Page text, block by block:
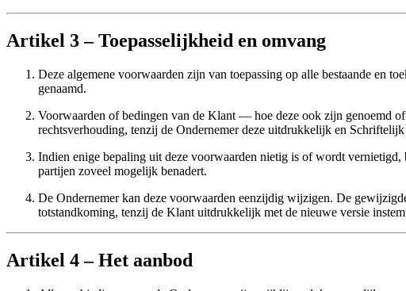
Artikel 3 – Toepasselijkheid en omvang
Deze algemene voorwaarden zijn van toepassing op alle bestaande en
genaamd.
Voorwaarden of bedingen van de Klant — hoe deze ook zijn genoemd
rechtsverhouding, tenzij de Ondernemer deze uitdrukkelijk en Schriftelijk
Indien enige bepaling uit deze voorwaarden nietig is of wordt
partijen zoveel mogelijk benadert.
De Ondernemer kan deze voorwaarden eenzijdig wijzigen. De
totstandkoming, tenzij de Klant uitdrukkelijk met de nieuwe versie
Artikel 4 – Het aanbod